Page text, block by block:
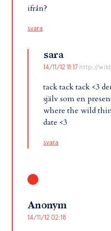
ifrån?
svara
sara
14/11/12 11:17 http://
tack tack tack <3
själv som en
where the wild
date <3
svara
Anonym
14/11/12 02:18